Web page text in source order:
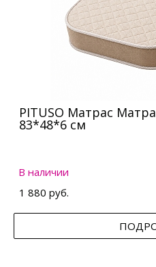
PITUSO Матрас
83*48*6 см
В наличии
1 880 руб.